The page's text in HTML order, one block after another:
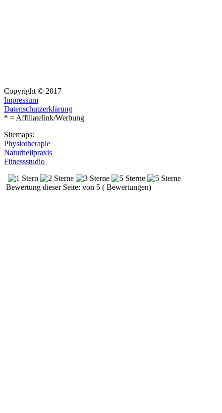
Copyright © 2017
Impressum
Datenschutzerklärung
* = Affiliatelink/Werbung
Sitemaps:
Physiotherapie
Naturheilpraxis
Fitnessstudio
Bewertung dieser Seite: von 5 ( Bewertungen)